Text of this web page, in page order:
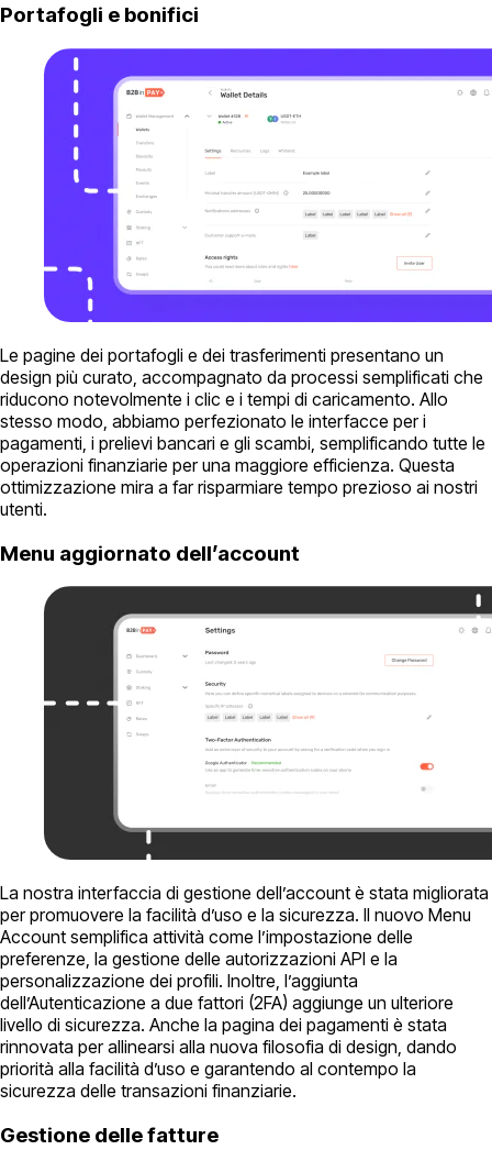
Portafogli e bonifici
Le pagine dei portafogli e dei trasferimenti presentano un
design più curato, accompagnato da processi semplificati che
riducono notevolmente i clic e i tempi di caricamento. Allo
stesso modo, abbiamo perfezionato le interfacce per i
pagamenti, i prelievi bancari e gli scambi, semplificando tutte le
operazioni finanziarie per una maggiore efficienza. Questa
ottimizzazione mira a far risparmiare tempo prezioso ai nostri
utenti.
Menu aggiornato dell’account
La nostra interfaccia di gestione dell’account è stata migliorata
per promuovere la facilità d’uso e la sicurezza. Il nuovo Menu
Account semplifica attività come l’impostazione delle
preferenze, la gestione delle autorizzazioni API e la
personalizzazione dei profili. Inoltre, l’aggiunta
dell’Autenticazione a due fattori (2FA) aggiunge un ulteriore
livello di sicurezza. Anche la pagina dei pagamenti è stata
rinnovata per allinearsi alla nuova filosofia di design, dando
priorità alla facilità d’uso e garantendo al contempo la
sicurezza delle transazioni finanziarie.
Gestione delle fatture